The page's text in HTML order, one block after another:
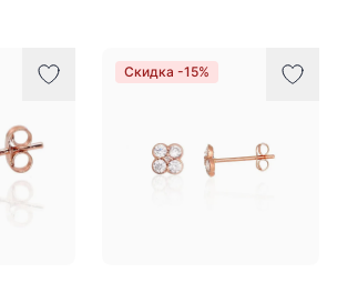
Скидка -15%